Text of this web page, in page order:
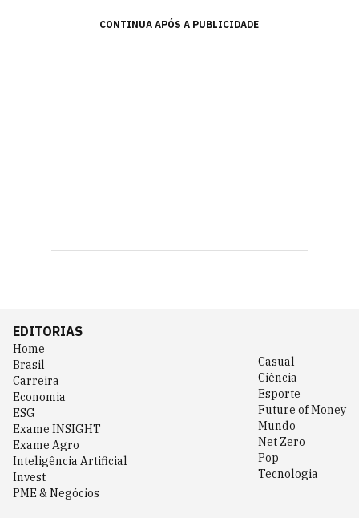
CONTINUA APÓS A PUBLICIDADE
EDITORIAS
Home
Brasil
Carreira
Economia
ESG
Exame INSIGHT
Exame Agro
Inteligência Artificial
Invest
PME & Negócios
Casual
Ciência
Esporte
Future of Money
Mundo
Net Zero
Pop
Tecnologia